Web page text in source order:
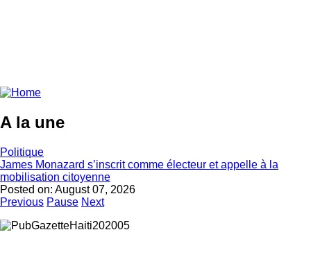
A la une
Politique
James Monazard s’inscrit comme électeur et appelle à la
mobilisation citoyenne
Posted on: August 07, 2026
Previous Pause Next